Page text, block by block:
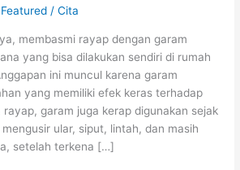
Featured /Cita
membasmi rayap dengan garam
yang bisa dilakukan sendiri di rumah
ini muncul karena garam
yang memiliki efek keras terhadap
garam juga kerap digunakan sejak
ular, siput, lintah, dan masih
setelah terkena […]